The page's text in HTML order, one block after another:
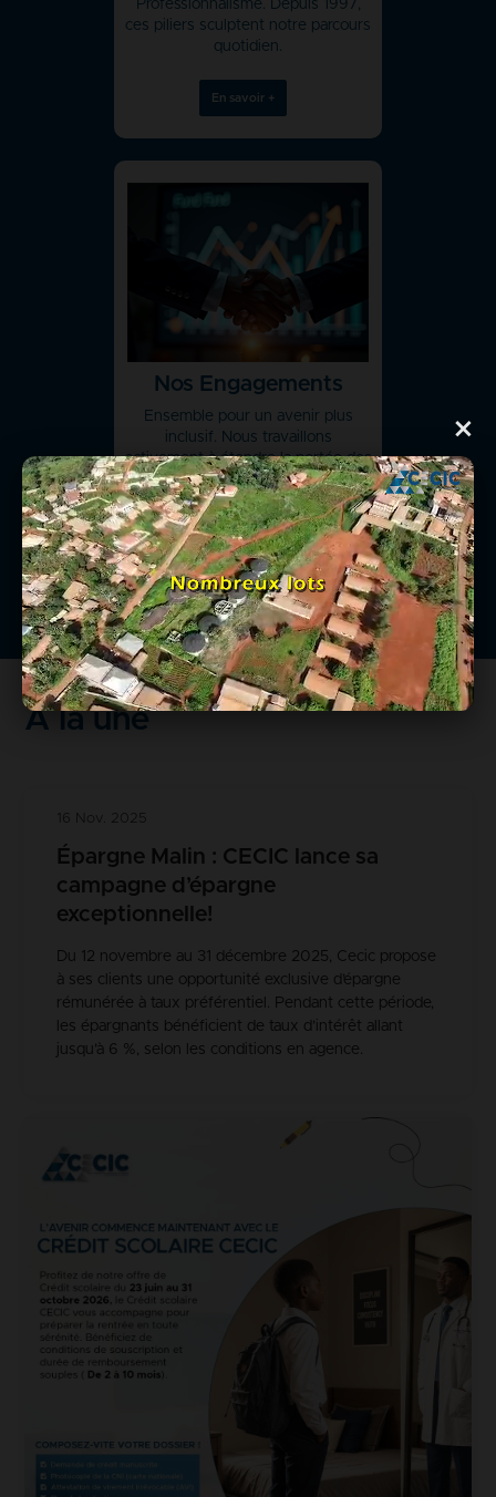
Professionnalisme. Depuis 1997,
ces piliers sculptent notre parcours
quotidien.
En savoir +
Nos Engagements
Ensemble pour un avenir plus
inclusif. Nous travaillons
activement à étendre la portée des
services financiers tant en milieu
urbain que rural.
En savoir +
À la une
16 Nov. 2025
Épargne Malin : CECIC lance sa
campagne d’épargne
exceptionnelle!
Du 12 novembre au 31 décembre 2025, Cecic propose
à ses clients une opportunité exclusive d’épargne
rémunérée à taux préférentiel. Pendant cette période,
les épargnants bénéficient de taux d’intérêt allant
jusqu’à 6 %, selon les conditions en agence.
×